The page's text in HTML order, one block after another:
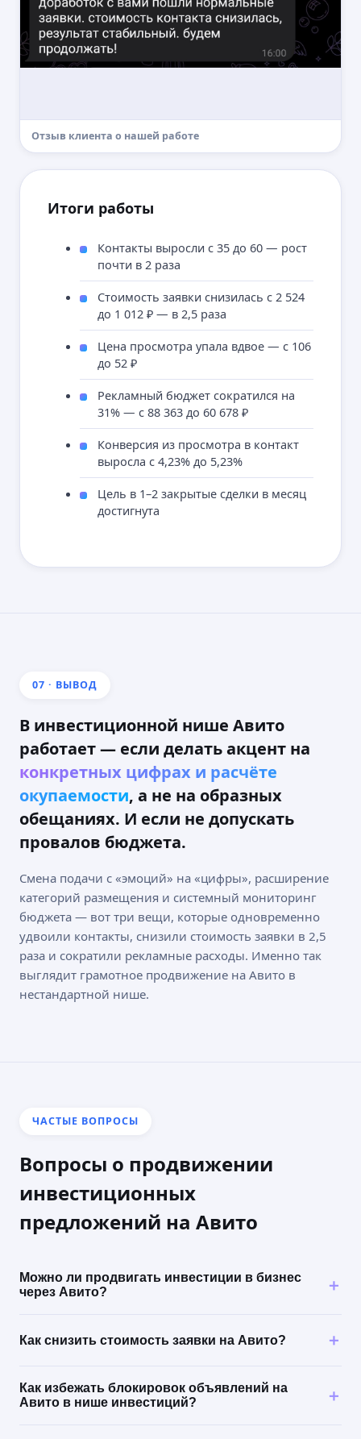
Отзыв клиента о нашей работе
Итоги работы
Контакты выросли с 35 до 60 — рост
почти в 2 раза
Стоимость заявки снизилась с 2 524
до 1 012 ₽ — в 2,5 раза
Цена просмотра упала вдвое — с 106
до 52 ₽
Рекламный бюджет сократился на
31% — с 88 363 до 60 678 ₽
Конверсия из просмотра в контакт
выросла с 4,23% до 5,23%
Цель в 1–2 закрытые сделки в месяц
достигнута
07 · ВЫВОД
В инвестиционной нише Авито
работает — если делать акцент на
конкретных цифрах и расчёте
окупаемости, а не на образных
обещаниях. И если не допускать
провалов бюджета.
Смена подачи с «эмоций» на «цифры», расширение
категорий размещения и системный мониторинг
бюджета — вот три вещи, которые одновременно
удвоили контакты, снизили стоимость заявки в 2,5
раза и сократили рекламные расходы. Именно так
выглядит грамотное продвижение на Авито в
нестандартной нише.
ЧАСТЫЕ ВОПРОСЫ
Вопросы о продвижении
инвестиционных
предложений на Авито
Можно ли продвигать инвестиции в бизнес
через Авито?
Как снизить стоимость заявки на Авито?
Как избежать блокировок объявлений на
Авито в нише инвестиций?
выступаем спикерами
на мероприятиях, снимаем видео
и пишем статьи для Дзен
Написать в Телеграм
+7 939 899 54 57
Услуги
Полезные инструменты
О компании Avilance (Авиланс) Контакты
avilance@yandex.ru
ИП Воробьева Ольга Геннадьевна Avilance / Авиланс
Работаем по всей России.